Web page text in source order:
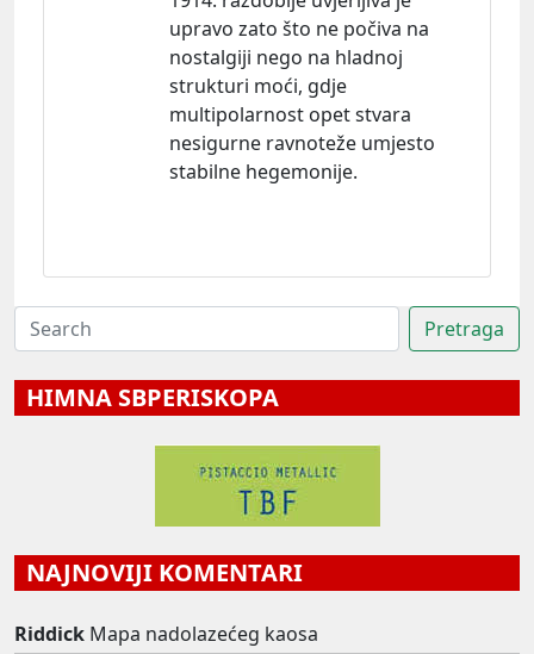
upravo zato što ne počiva na
nostalgiji nego na hladnoj
strukturi moći, gdje
multipolarnost opet stvara
nesigurne ravnoteže umjesto
stabilne hegemonije.
HIMNA SBPERISKOPA
NAJNOVIJI KOMENTARI
Riddick Mapa nadolazećeg kaosa